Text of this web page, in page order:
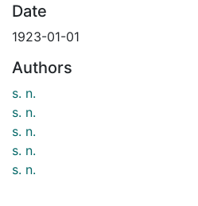
Date
1923-01-01
Authors
s. n.
s. n.
s. n.
s. n.
s. n.